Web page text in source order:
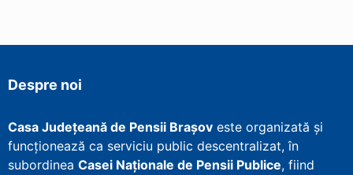
Despre noi
Casa Județeană de Pensii Brașov este organizată și
funcționează ca serviciu public descentralizat, în
subordinea Casei Naționale de Pensii Publice, fiind